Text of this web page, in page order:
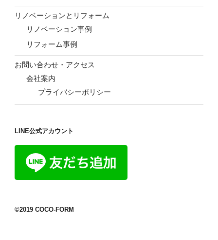
リノベーションとリフォーム
リノベーション事例
リフォーム事例
お問い合わせ・アクセス
会社案内
プライバシーポリシー
LINE公式アカウント
©2019 COCO-FORM